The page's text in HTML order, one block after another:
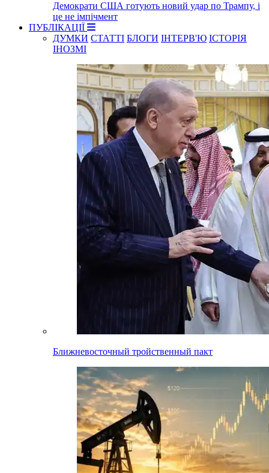
Демократи США готують новий удар по Трампу, і
це не імпічмент
ПУБЛІКАЦІЇ
ДУМКИ СТАТТІ БЛОГИ ІНТЕРВ'Ю ІСТОРІЯ
ІНОЗМІ
Ближневосточный тройственный пакт